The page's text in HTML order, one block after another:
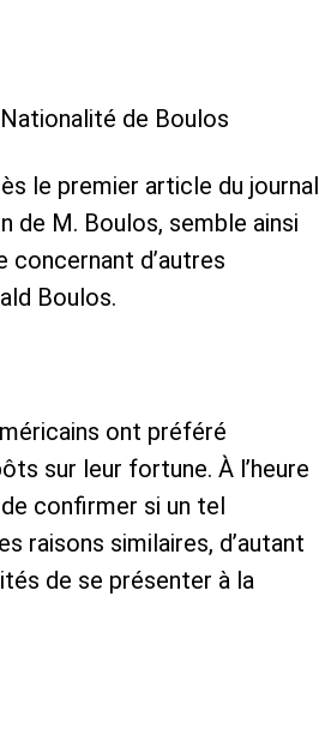
de Boulos
le premier article du journal
de M. Boulos, semble ainsi
d’autres
Boulos.
ont préféré
sur leur fortune. À l’heure
confirmer si un tel
raisons similaires, d’autant
de se présenter à la